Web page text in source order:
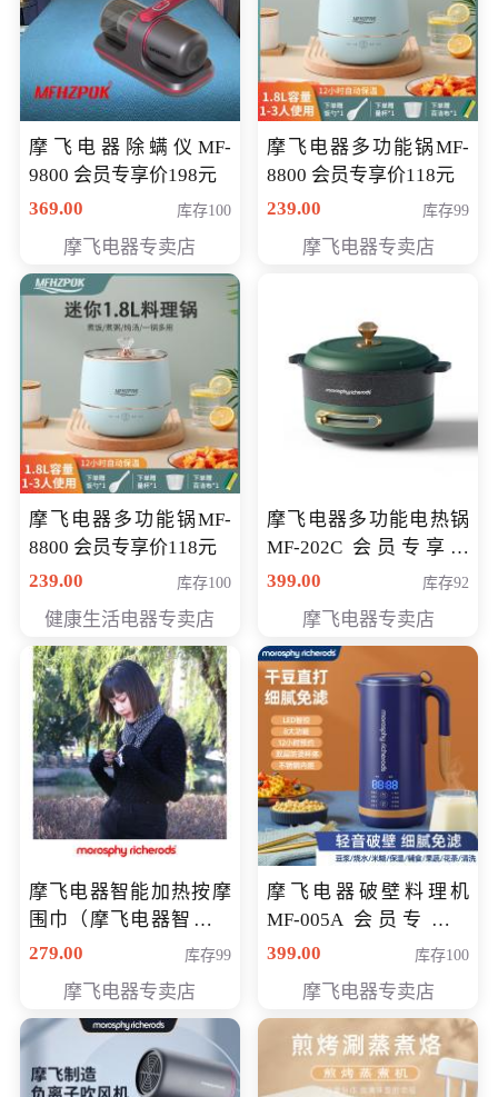
摩飞电器除螨仪MF-
9800 会员专享价198元
369.00
库存100
摩飞电器专卖店
摩飞电器多功能锅MF-
8800 会员专享价118元
239.00
库存99
摩飞电器专卖店
摩飞电器多功能锅MF-
8800 会员专享价118元
239.00
库存100
健康生活电器专卖店
摩飞电器多功能电热锅
MF-202C 会员专享价
269元
399.00 库存92
摩飞电器专卖店
摩飞电器智能加热按摩
围巾（摩飞电器智能加
热按摩围脖） 会员专享
279.00 库存99
摩飞电器专卖店
摩飞电器破壁料理机
MF-005A 会员专享价
198元
399.00 库存100
摩飞电器专卖店